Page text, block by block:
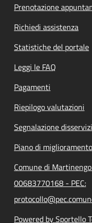
Prenotazione
Richiedi assistenza
Statistiche del portale
Leggi le FAQ
Pagamenti
Riepilogo valutazioni
Segnalazione
Piano di
Comune di
00683770168 - PEC:
Powered by Sportello